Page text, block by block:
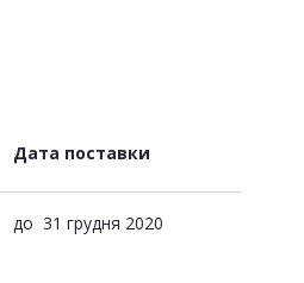
Дата поставки
до 31 грудня 2020